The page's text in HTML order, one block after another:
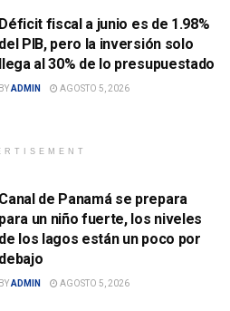
Déficit fiscal a junio es de 1.98%
del PIB, pero la inversión solo
llega al 30% de lo presupuestado
BYADMIN AGOSTO 5, 2026
Canal de Panamá se prepara
para un niño fuerte, los niveles
de los lagos están un poco por
debajo
BYADMIN AGOSTO 5, 2026